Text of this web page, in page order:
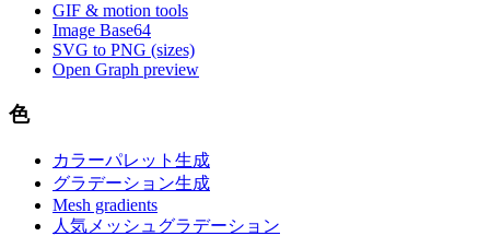
GIF & motion tools
Image Base64
SVG to PNG (sizes)
Open Graph preview
色
カラーパレット生成
グラデーション生成
Mesh gradients
人気メッシュグラデーション